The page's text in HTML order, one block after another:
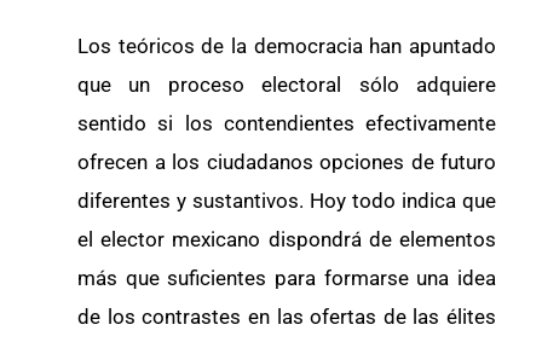
Los teóricos de la democracia han apuntado
que un proceso electoral sólo adquiere
sentido si los contendientes efectivamente
ofrecen a los ciudadanos opciones de futuro
diferentes y sustantivos. Hoy todo indica que
el elector mexicano dispondrá de elementos
más que suficientes para formarse una idea
de los contrastes en las ofertas de las élites